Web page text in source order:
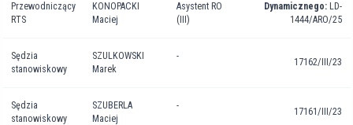
Przewodniczący
RTS
KONOPACKI
Maciej
Asystent RO
(III)
Dynamicznego: LD-
1444/ARO/25
Sędzia
stanowiskowy
SZULKOWSKI
Marek
-
17162/III/23
Sędzia
stanowiskowy
SZUBERLA
Maciej
-
17161/III/23